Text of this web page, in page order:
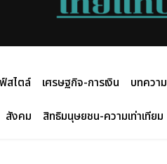
สไตล์ เศรษฐกิจ-การเงิน บทความ
สังคม สิทธิมนุษยชน-ความเท่าเทียม